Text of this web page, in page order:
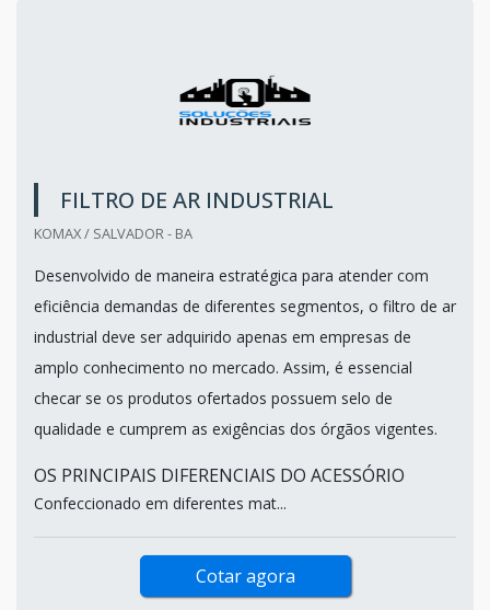
FILTRO DE AR INDUSTRIAL
KOMAX / SALVADOR - BA
Desenvolvido de maneira estratégica para atender com
eficiência demandas de diferentes segmentos, o filtro de ar
industrial deve ser adquirido apenas em empresas de
amplo conhecimento no mercado. Assim, é essencial
checar se os produtos ofertados possuem selo de
qualidade e cumprem as exigências dos órgãos vigentes.
OS PRINCIPAIS DIFERENCIAIS DO ACESSÓRIO
Confeccionado em diferentes mat...
Cotar agora